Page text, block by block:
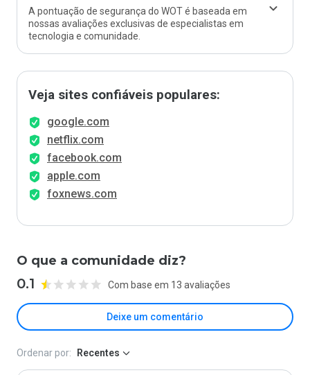
A pontuação de segurança do WOT é baseada em
nossas avaliações exclusivas de especialistas em
tecnologia e comunidade.
Veja sites confiáveis populares:
google.com
netflix.com
facebook.com
apple.com
foxnews.com
O que a comunidade diz?
0.1 Com base em 13 avaliações
Deixe um comentário
Ordenar por: Recentes